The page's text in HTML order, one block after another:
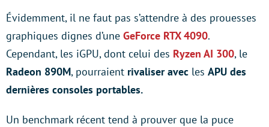
Évidemment, il ne faut pas s’attendre à des prouesses
graphiques dignes d’une GeForce RTX 4090.
Cependant, les iGPU, dont celui des Ryzen AI 300, le
Radeon 890M, pourraient rivaliser avec les APU des
dernières consoles portables.
Un benchmark récent tend à prouver que la puce